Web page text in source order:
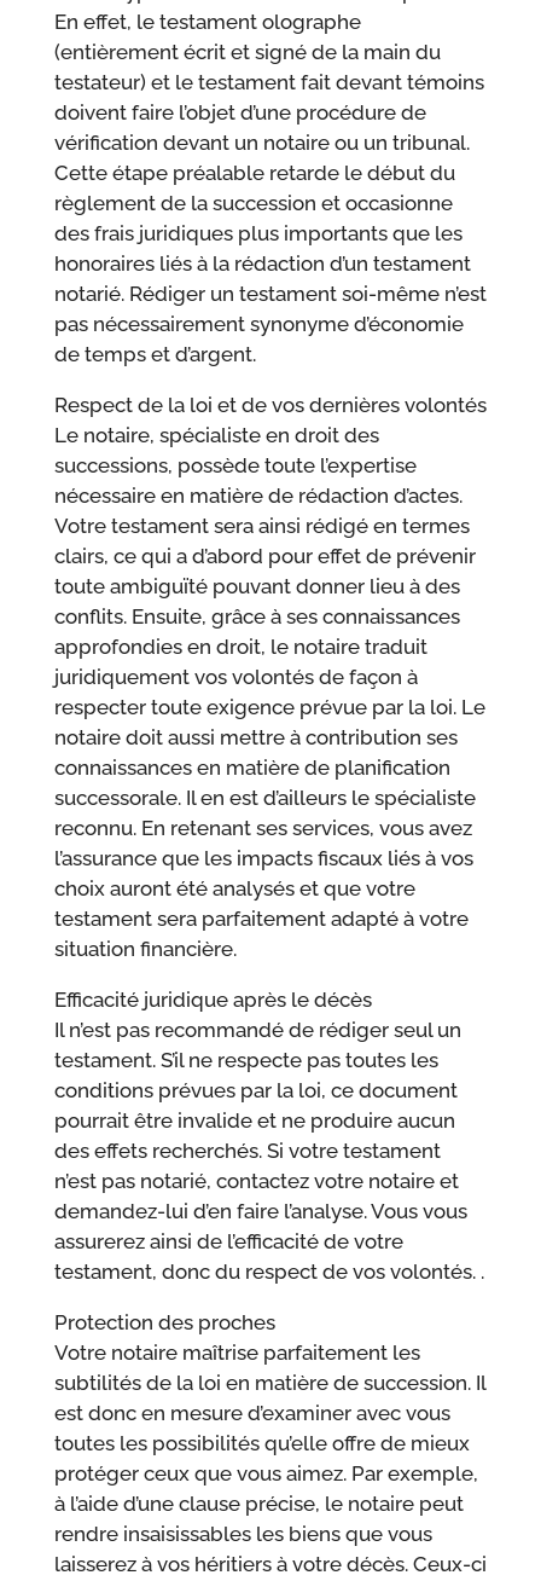
En effet, le testament olographe
(entièrement écrit et signé de la main du
testateur) et le testament fait devant témoins
doivent faire l’objet d’une procédure de
vérification devant un notaire ou un tribunal.
Cette étape préalable retarde le début du
règlement de la succession et occasionne
des frais juridiques plus importants que les
honoraires liés à la rédaction d’un testament
notarié. Rédiger un testament soi-même n’est
pas nécessairement synonyme d’économie
de temps et d’argent.
Respect de la loi et de vos dernières volontés
Le notaire, spécialiste en droit des
successions, possède toute l’expertise
nécessaire en matière de rédaction d’actes.
Votre testament sera ainsi rédigé en termes
clairs, ce qui a d’abord pour effet de prévenir
toute ambiguïté pouvant donner lieu à des
conflits. Ensuite, grâce à ses connaissances
approfondies en droit, le notaire traduit
juridiquement vos volontés de façon à
respecter toute exigence prévue par la loi. Le
notaire doit aussi mettre à contribution ses
connaissances en matière de planification
successorale. Il en est d’ailleurs le spécialiste
reconnu. En retenant ses services, vous avez
l’assurance que les impacts fiscaux liés à vos
choix auront été analysés et que votre
testament sera parfaitement adapté à votre
situation financière.
Efficacité juridique après le décès
Il n’est pas recommandé de rédiger seul un
testament. S’il ne respecte pas toutes les
conditions prévues par la loi, ce document
pourrait être invalide et ne produire aucun
des effets recherchés. Si votre testament
n’est pas notarié, contactez votre notaire et
demandez-lui d’en faire l’analyse. Vous vous
assurerez ainsi de l’efficacité de votre
testament, donc du respect de vos volontés. .
Protection des proches
Votre notaire maîtrise parfaitement les
subtilités de la loi en matière de succession. Il
est donc en mesure d’examiner avec vous
toutes les possibilités qu’elle offre de mieux
protéger ceux que vous aimez. Par exemple,
à l’aide d’une clause précise, le notaire peut
rendre insaisissables les biens que vous
laisserez à vos héritiers à votre décès. Ceux-ci